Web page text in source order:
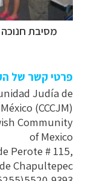
מסיבת חנוכה
פרטי קשר של
Judía de
México (CCCJM)
Community
of Mexico
Perote # 115,
Chapultepec